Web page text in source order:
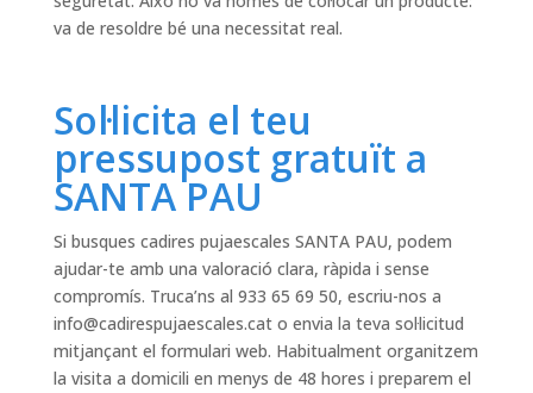
va de resoldre bé una necessitat real.
Sol·licita el teu
pressupost gratuït a
SANTA PAU
Si busques cadires pujaescales SANTA PAU, podem
ajudar-te amb una valoració clara, ràpida i sense
compromís. Truca’ns al 933 65 69 50, escriu-nos a
info@cadirespujaescales.cato envia la teva sol·licitud
mitjançant el formulari web. Habitualment organitzem
la visita a domicili en menys de 48 hores i preparem el